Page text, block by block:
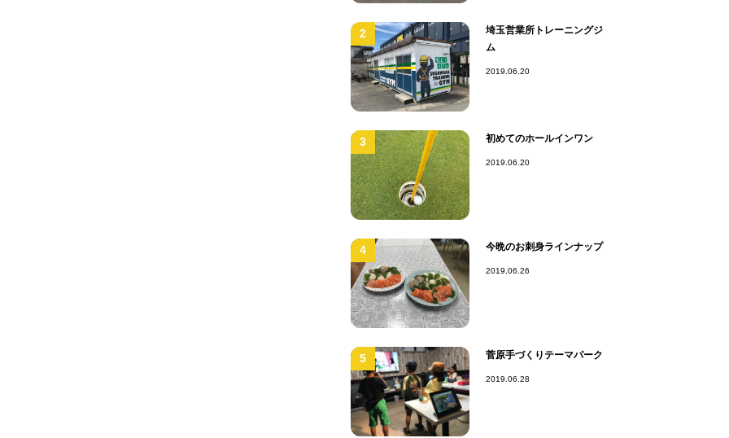
2
埼玉営業所トレーニングジ
ム
2019.06.20
3 初めてのホールインワン
2019.06.20
4 今晩のお刺身ラインナップ
2019.06.26
5 菅原手づくりテーマパーク
2019.06.28